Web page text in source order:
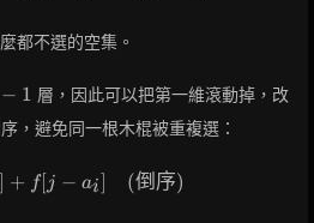
都不選的空集。
− 1 層，因此可以把第一維滾動掉，改
，避免同一根木棍被重複選：
f[j] \leftarrow f[j] + f[j - a_i]
+ f[ j − ai (倒序)